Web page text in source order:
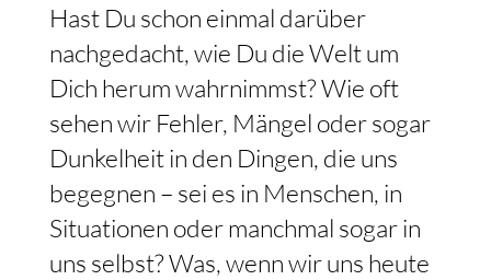
Hast Du schon einmal darüber
nachgedacht, wie Du die Welt um
Dich herum wahrnimmst? Wie oft
sehen wir Fehler, Mängel oder sogar
Dunkelheit in den Dingen, die uns
begegnen – sei es in Menschen, in
Situationen oder manchmal sogar in
uns selbst? Was, wenn wir uns heute